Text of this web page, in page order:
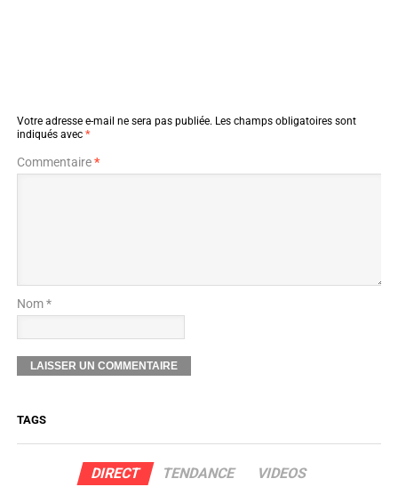
Votre adresse e-mail ne sera pas publiée. Les champs obligatoires sont
indiqués avec *
Commentaire*
Nom *
TAGS
DIRECT TENDANCE VIDEOS